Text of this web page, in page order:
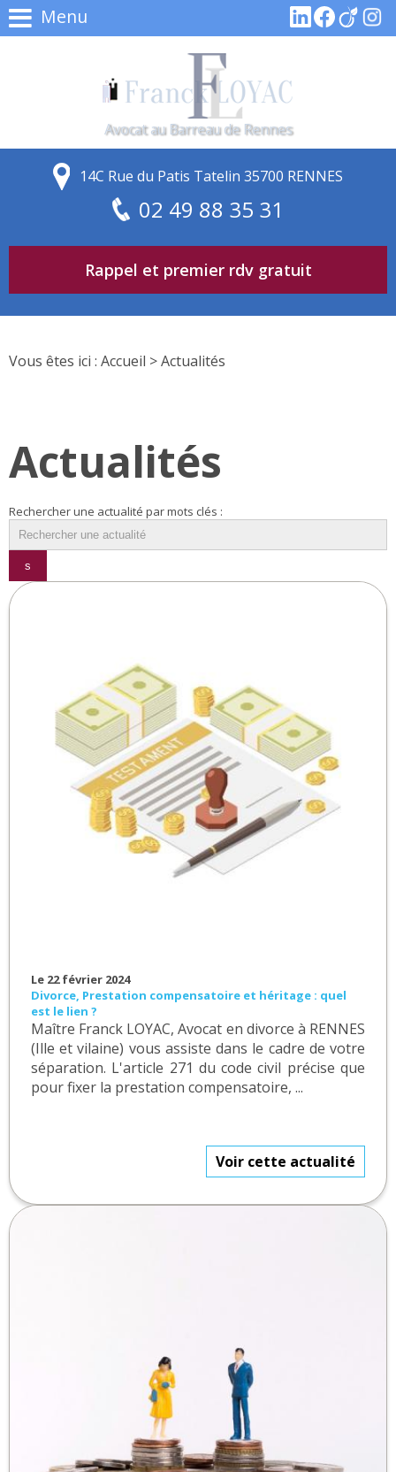
Menu
Avocat au Barreau de Rennes
14C Rue du Patis Tatelin 35700 RENNES
02 49 88 35 31
Rappel et premier rdv gratuit
Vous êtes ici : Accueil > Actualités
Actualités
Rechercher une actualité par mots clés :
Le 22 février 2024
Divorce, Prestation compensatoire et héritage : quel
est le lien ?
Maître Franck LOYAC, Avocat en divorce à RENNES
(Ille et vilaine) vous assiste dans le cadre de votre
séparation. L'article 271 du code civil précise que
pour fixer la prestation compensatoire, ...
Voir cette actualité